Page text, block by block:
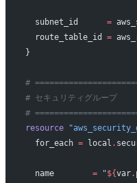
  subnet_id
      =
  route_table_id
=
}
#
# セキュリティグループ
#
resource
  for_each
= local .
  name
        =
"${var.